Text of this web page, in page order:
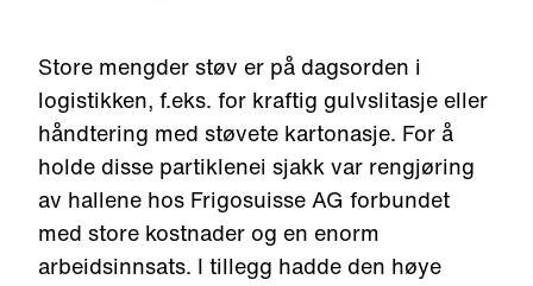
Store mengder støv er på dagsorden i
logistikken, f.eks. for kraftig gulvslitasje eller
håndtering med støvete kartonasje. For å
holde disse partiklenei sjakk var rengjøring
av hallene hos Frigosuisse AG forbundet
med store kostnader og en enorm
arbeidsinnsats. I tillegg hadde den høye